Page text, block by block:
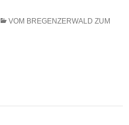
VOM BREGENZERWALD ZUM